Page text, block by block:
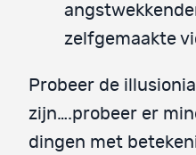
zelfgemaakte
Probeer de
zijn….probeer er
dingen met